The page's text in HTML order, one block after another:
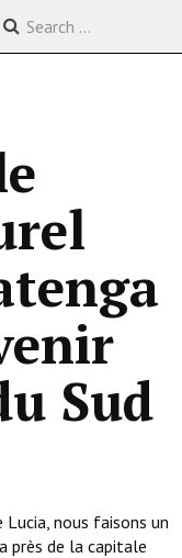
Sud
Lucia, nous faisons un
près de la capitale